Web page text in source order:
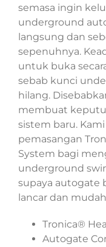
semasa ingin
underground
langsung dan
sepenuhnya.
untuk buka
sebab kunci
hilang.
membuat
sistem baru.
pemasangan
System bagi
underground
supaya autogate
lancar dan
Tronica®
Autogate